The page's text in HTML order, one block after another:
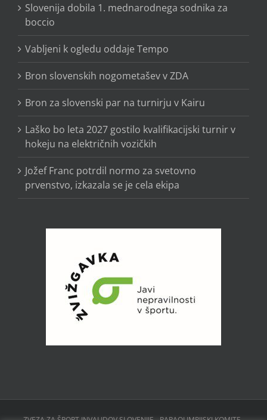
Slovenija dobila 1. mednarodnega sodnika za
boccio
Vabljeni k ogledu oddaje Tempo
Bron slovenskih nogometašev v ZDA
Bron za slovenski par na turnirju v Kairu
Laško bo leta 2027 gostilo kvalifikacijski turnir v
hokeju na električnih vozičkih
Jožef Franc potrdil normo za svetovno
prvenstvo, izkazala se je cela ekipa